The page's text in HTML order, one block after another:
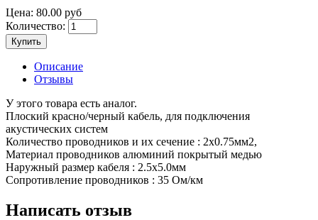
Цена: 80.00 руб
Количество:
Купить
Описание
Отзывы
У этого товара есть аналог.
Плоский красно/черный кабель, для подключения
акустических систем
Количество проводников и их сечение : 2х0.75мм2,
Материал проводников алюминий покрытый медью
Наружный размер кабеля : 2.5x5.0мм
Сопротивление проводников : 35 Ом/км
Написать отзыв